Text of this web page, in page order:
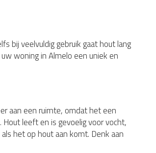
bij veelvuldig gebruik gaat hout lang
woning in Almelo een uniek en
aan een ruimte, omdat het een
leeft en is gevoelig voor vocht,
het op hout aan komt. Denk aan